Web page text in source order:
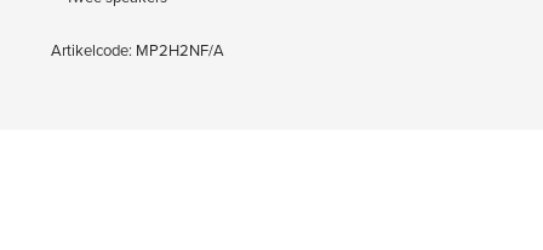
Artikelcode: MP2H2NF/A